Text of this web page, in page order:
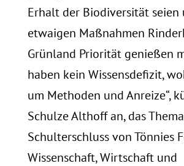
Erhalt der Biodiversität seien
etwaigen Maßnahmen
Grünland Priorität genießen
haben kein Wissensdefizit,
um Methoden und Anreize“,
Schulze Althoff an, das
Schulterschluss von Tönnies
Wissenschaft, Wirtschaft und